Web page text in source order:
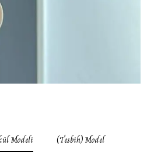
Modeli (Tesbih) Model